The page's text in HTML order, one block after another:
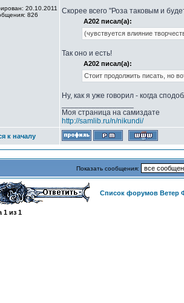
20.10.2011
826
Скорее всего "Роза таковым и
А202 писал(а):
(чувствуется влияние
Так оно и есть!
А202 писал(а):
Стоит продолжить писать, но
Ну, как я уже говорил - когда
Моя страница на самиздате
http://samlib.ru/n/nikundi/
к началу
Показать сообщения:
Список форумов Ветер
1 из 1